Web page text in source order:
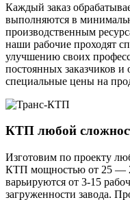
Каждый заказ
выполняются в
производственным
наши рабочие проходят
улучшению своих
постоянных заказчиков и
специальные цены на
КТП любой
Изготовим по проекту
КТП мощностью от 25 —
варьируются от 3-15
загруженности завода.